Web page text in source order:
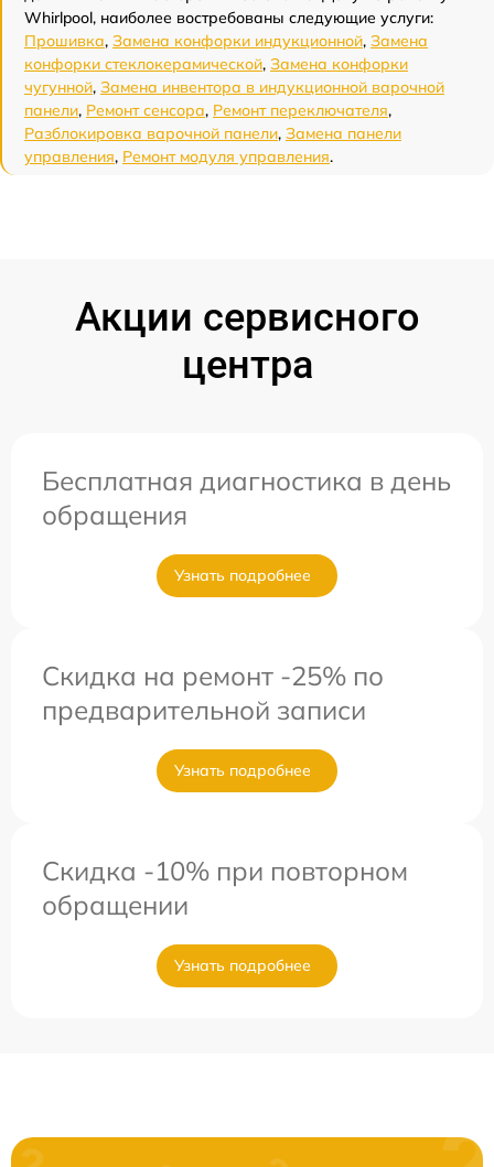
Whirlpool, наиболее востребованы следующие услуги:
Прошивка, Замена конфорки индукционной, Замена
конфорки стеклокерамической, Замена конфорки
чугунной, Замена инвентора в индукционной варочной
панели, Ремонт сенсора, Ремонт переключателя,
Разблокировка варочной панели, Замена панели
управления, Ремонт модуля управления.
Акции сервисного
центра
Бесплатная диагностика в день
обращения
Узнать подробнее
Скидка на ремонт -25% по
предварительной записи
Узнать подробнее
Скидка -10% при повторном
обращении
Узнать подробнее